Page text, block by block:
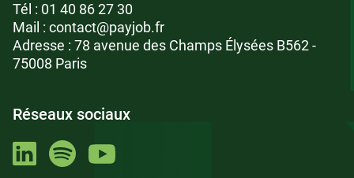
Tél : 01 40 86 27 30
Mail : contact@payjob.fr
Adresse : 78 avenue des Champs Élysées B562 -
75008 Paris
Réseaux sociaux